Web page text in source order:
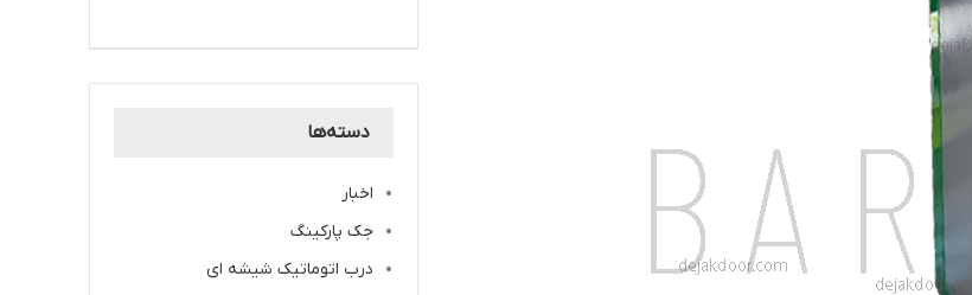
دسته‌ها
اخبار
جک پارکینگ
درب اتوماتیک شیشه ای